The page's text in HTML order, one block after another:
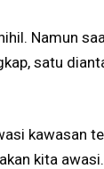
Namun
satu
kawasan
kita